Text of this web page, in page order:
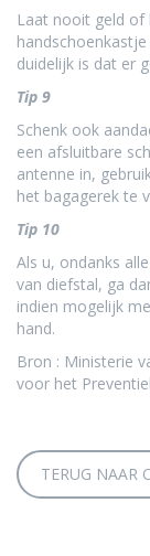
Laat nooit geld of
duidelijk is dat er
Tip 9
Schenk ook
een afsluitbare
antenne in,
het bagagerek te
Tip 10
Als u, ondanks
van diefstal, ga
indien mogelijk
hand.
Bron : Ministerie
voor het
TERUG NAAR